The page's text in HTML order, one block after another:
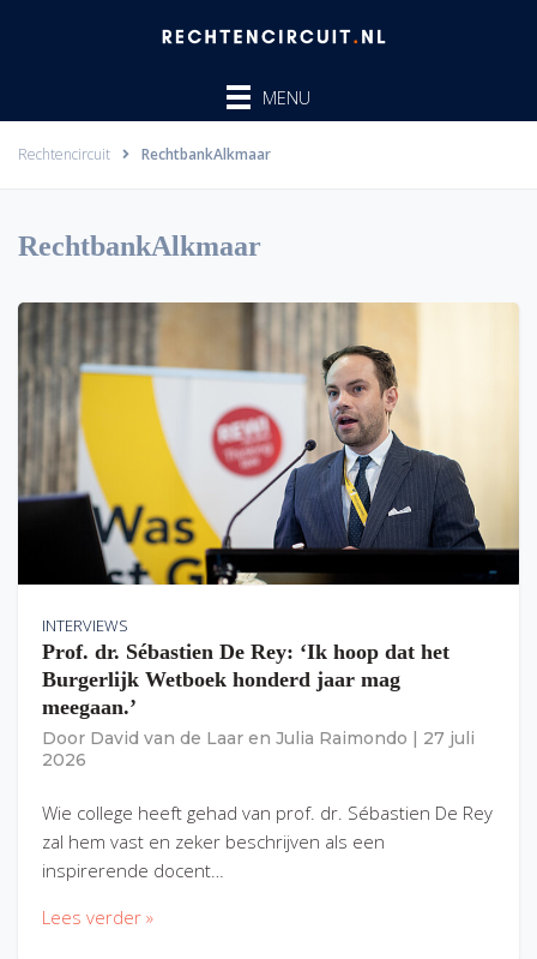
MENU
Rechtencircuit RechtbankAlkmaar
RechtbankAlkmaar
INTERVIEWS
Prof. dr. Sébastien De Rey: ‘Ik hoop dat het
Burgerlijk Wetboek honderd jaar mag
meegaan.’
Door David van de Laar en Julia Raimondo
27 juli
2026
Wie college heeft gehad van prof. dr. Sébastien De Rey
zal hem vast en zeker beschrijven als een
inspirerende docent…
Lees verder »